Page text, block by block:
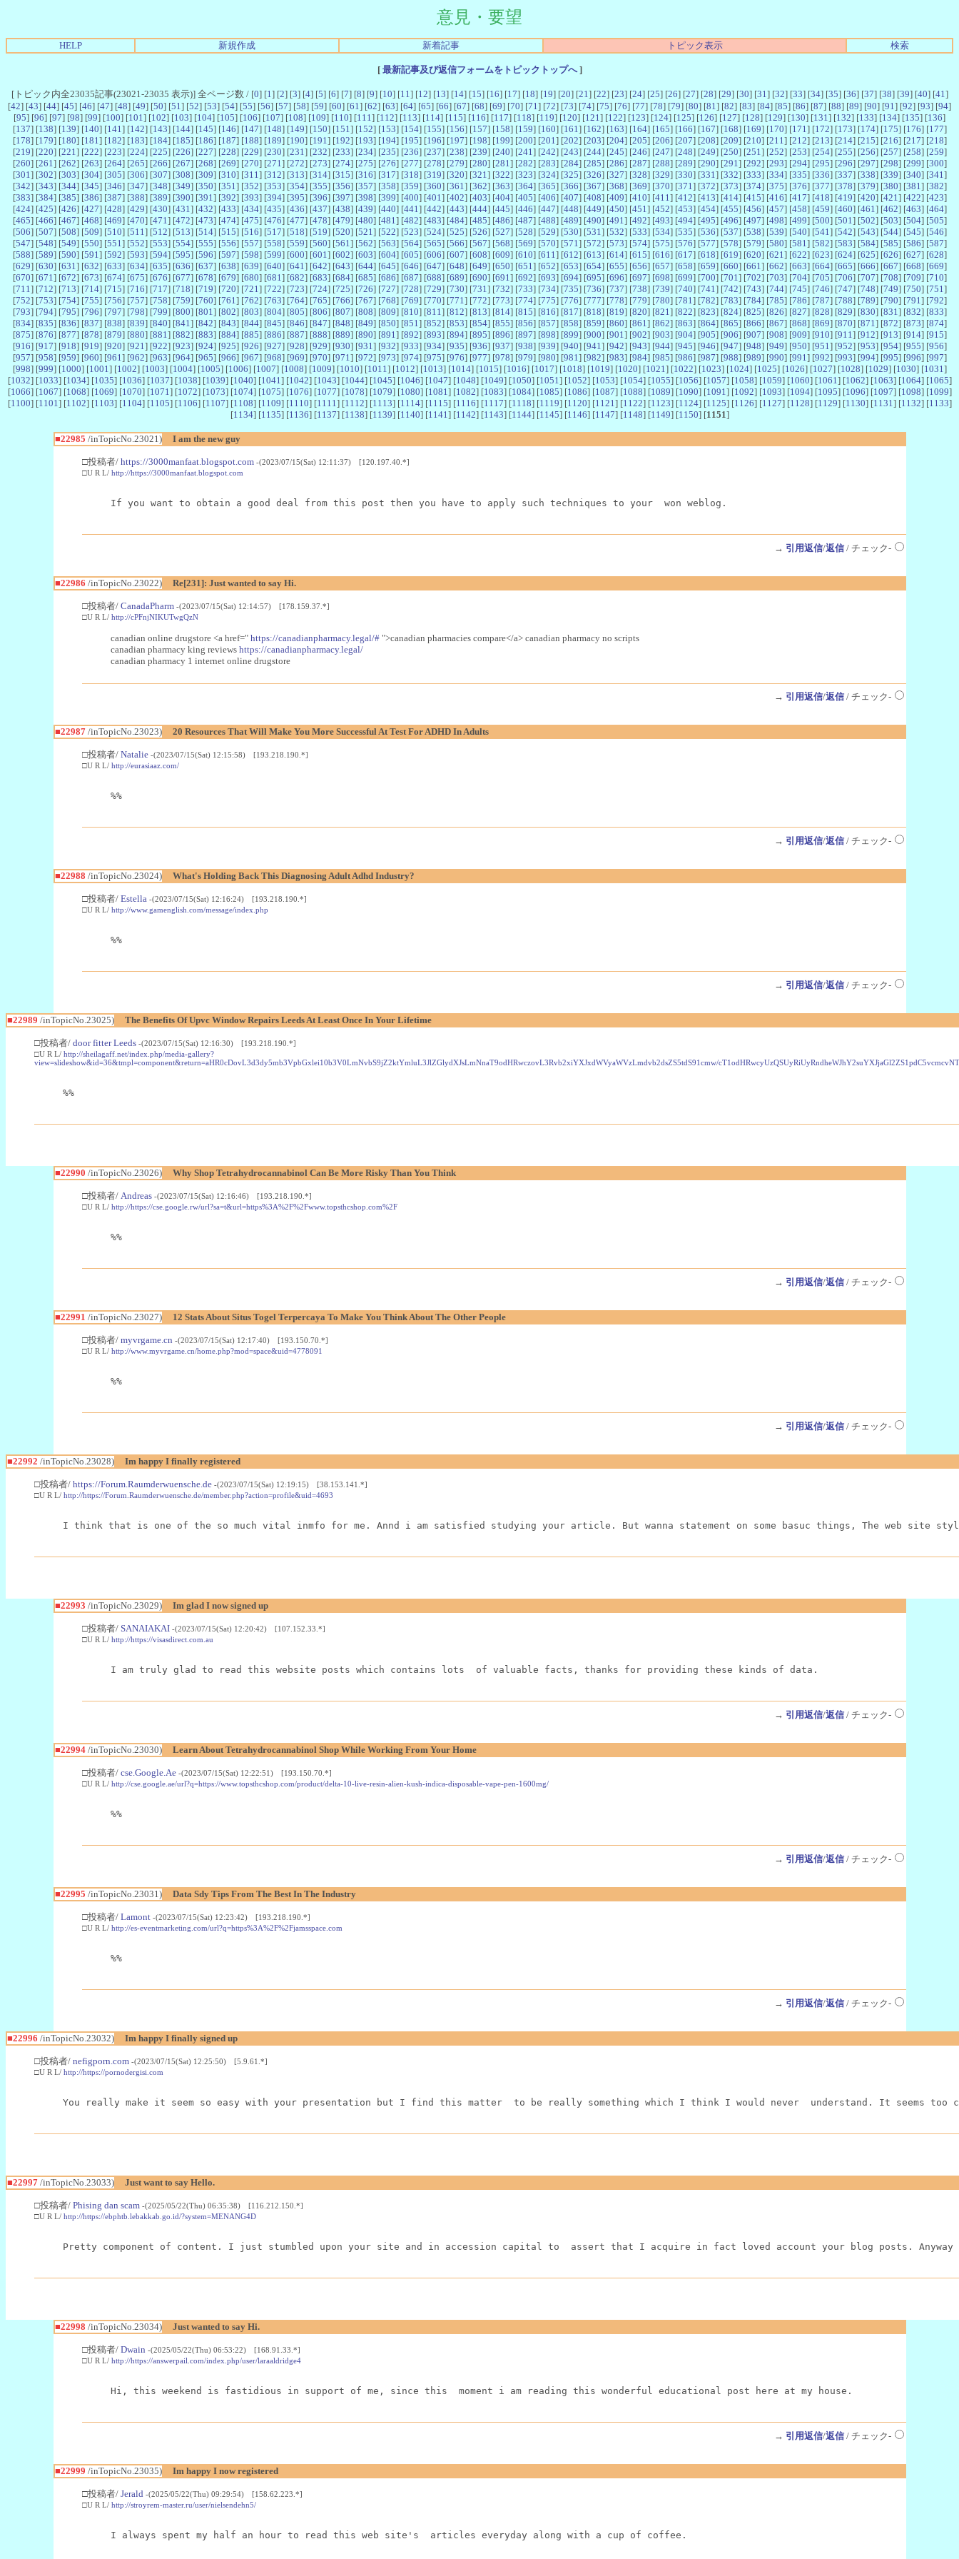
意見・要望
HELP 新規作成 新着記事 トピック表示 検索
[最新記事及び返信フォームをトピックトップへ]
[トピック内全23035記事(23021-23035 表示)] 全ページ数 / [0] [1 ] [2] [3] [4] [5] [6] [7] [8] [9] [10] [11 ] [12] [13] [14] [15] [16] [17] [18] [19] [20] [21 ] [22] [23] [24] [25] [26] [27] [28] [29] [30] [31 ] [32] [33] [34] [35] [36] [37] [38] [39] [40] [41 ]
[42] [43] [44] [45] [46] [47] [48] [49] [50] [51 ] [52] [53] [54] [55] [56] [57] [58] [59] [60] [61 ] [62] [63] [64] [65] [66] [67] [68] [69] [70] [71 ] [72] [73] [74] [75] [76] [77] [78] [79] [80] [81 ] [82] [83] [84] [85] [86] [87] [88] [89] [90] [91 ] [92] [93] [94]
[95] [96] [97] [98] [99] [100] [101 ] [102] [103] [104] [105] [106] [107] [108] [109] [110] [111 ] [112] [113] [114] [115] [116] [117] [118] [119] [120] [121 ] [122] [123] [124] [125] [126] [127] [128] [129] [130] [131 ] [132] [133] [134] [135] [136]
[137] [138] [139] [140] [141 ] [142] [143] [144] [145] [146] [147] [148] [149] [150] [151 ] [152] [153] [154] [155] [156] [157] [158] [159] [160] [161 ] [162] [163] [164] [165] [166] [167] [168] [169] [170] [171 ] [172] [173] [174] [175] [176] [177]
[178] [179] [180] [181 ] [182] [183] [184] [185] [186] [187] [188] [189] [190] [191 ] [192] [193] [194] [195] [196] [197] [198] [199] [200] [201 ] [202] [203] [204] [205] [206] [207] [208] [209] [210] [211 ] [212] [213] [214] [215] [216] [217] [218]
[219] [220] [221 ] [222] [223] [224] [225] [226] [227] [228] [229] [230] [231 ] [232] [233] [234] [235] [236] [237] [238] [239] [240] [241 ] [242] [243] [244] [245] [246] [247] [248] [249] [250] [251 ] [252] [253] [254] [255] [256] [257] [258] [259]
[260] [261 ] [262] [263] [264] [265] [266] [267] [268] [269] [270] [271 ] [272] [273] [274] [275] [276] [277] [278] [279] [280] [281 ] [282] [283] [284] [285] [286] [287] [288] [289] [290] [291 ] [292] [293] [294] [295] [296] [297] [298] [299] [300]
[301 ] [302] [303] [304] [305] [306] [307] [308] [309] [310] [311 ] [312] [313] [314] [315] [316] [317] [318] [319] [320] [321 ] [322] [323] [324] [325] [326] [327] [328] [329] [330] [331 ] [332] [333] [334] [335] [336] [337] [338] [339] [340] [341 ]
[342] [343] [344] [345] [346] [347] [348] [349] [350] [351 ] [352] [353] [354] [355] [356] [357] [358] [359] [360] [361 ] [362] [363] [364] [365] [366] [367] [368] [369] [370] [371 ] [372] [373] [374] [375] [376] [377] [378] [379] [380] [381 ] [382]
[383] [384] [385] [386] [387] [388] [389] [390] [391 ] [392] [393] [394] [395] [396] [397] [398] [399] [400] [401 ] [402] [403] [404] [405] [406] [407] [408] [409] [410] [411 ] [412] [413] [414] [415] [416] [417] [418] [419] [420] [421 ] [422] [423]
[424] [425] [426] [427] [428] [429] [430] [431 ] [432] [433] [434] [435] [436] [437] [438] [439] [440] [441 ] [442] [443] [444] [445] [446] [447] [448] [449] [450] [451 ] [452] [453] [454] [455] [456] [457] [458] [459] [460] [461 ] [462] [463] [464]
[465] [466] [467] [468] [469] [470] [471 ] [472] [473] [474] [475] [476] [477] [478] [479] [480] [481 ] [482] [483] [484] [485] [486] [487] [488] [489] [490] [491 ] [492] [493] [494] [495] [496] [497] [498] [499] [500] [501 ] [502] [503] [504] [505]
[506] [507] [508] [509] [510] [511 ] [512] [513] [514] [515] [516] [517] [518] [519] [520] [521 ] [522] [523] [524] [525] [526] [527] [528] [529] [530] [531 ] [532] [533] [534] [535] [536] [537] [538] [539] [540] [541 ] [542] [543] [544] [545] [546]
[547] [548] [549] [550] [551 ] [552] [553] [554] [555] [556] [557] [558] [559] [560] [561 ] [562] [563] [564] [565] [566] [567] [568] [569] [570] [571 ] [572] [573] [574] [575] [576] [577] [578] [579] [580] [581 ] [582] [583] [584] [585] [586] [587]
[588] [589] [590] [591 ] [592] [593] [594] [595] [596] [597] [598] [599] [600] [601 ] [602] [603] [604] [605] [606] [607] [608] [609] [610] [611 ] [612] [613] [614] [615] [616] [617] [618] [619] [620] [621 ] [622] [623] [624] [625] [626] [627] [628]
[629] [630] [631 ] [632] [633] [634] [635] [636] [637] [638] [639] [640] [641 ] [642] [643] [644] [645] [646] [647] [648] [649] [650] [651 ] [652] [653] [654] [655] [656] [657] [658] [659] [660] [661 ] [662] [663] [664] [665] [666] [667] [668] [669]
[670] [671 ] [672] [673] [674] [675] [676] [677] [678] [679] [680] [681 ] [682] [683] [684] [685] [686] [687] [688] [689] [690] [691 ] [692] [693] [694] [695] [696] [697] [698] [699] [700] [701 ] [702] [703] [704] [705] [706] [707] [708] [709] [710]
[711 ] [712] [713] [714] [715] [716] [717] [718] [719] [720] [721 ] [722] [723] [724] [725] [726] [727] [728] [729] [730] [731 ] [732] [733] [734] [735] [736] [737] [738] [739] [740] [741 ] [742] [743] [744] [745] [746] [747] [748] [749] [750] [751 ]
[752] [753] [754] [755] [756] [757] [758] [759] [760] [761 ] [762] [763] [764] [765] [766] [767] [768] [769] [770] [771 ] [772] [773] [774] [775] [776] [777] [778] [779] [780] [781 ] [782] [783] [784] [785] [786] [787] [788] [789] [790] [791 ] [792]
[793] [794] [795] [796] [797] [798] [799] [800] [801 ] [802] [803] [804] [805] [806] [807] [808] [809] [810] [811 ] [812] [813] [814] [815] [816] [817] [818] [819] [820] [821 ] [822] [823] [824] [825] [826] [827] [828] [829] [830] [831 ] [832] [833]
[834] [835] [836] [837] [838] [839] [840] [841 ] [842] [843] [844] [845] [846] [847] [848] [849] [850] [851 ] [852] [853] [854] [855] [856] [857] [858] [859] [860] [861 ] [862] [863] [864] [865] [866] [867] [868] [869] [870] [871 ] [872] [873] [874]
[875] [876] [877] [878] [879] [880] [881 ] [882] [883] [884] [885] [886] [887] [888] [889] [890] [891 ] [892] [893] [894] [895] [896] [897] [898] [899] [900] [901 ] [902] [903] [904] [905] [906] [907] [908] [909] [910] [911 ] [912] [913] [914] [915]
[916] [917] [918] [919] [920] [921 ] [922] [923] [924] [925] [926] [927] [928] [929] [930] [931 ] [932] [933] [934] [935] [936] [937] [938] [939] [940] [941 ] [942] [943] [944] [945] [946] [947] [948] [949] [950] [951 ] [952] [953] [954] [955] [956]
[957] [958] [959] [960] [961 ] [962] [963] [964] [965] [966] [967] [968] [969] [970] [971 ] [972] [973] [974] [975] [976] [977] [978] [979] [980] [981 ] [982] [983] [984] [985] [986] [987] [988] [989] [990] [991 ] [992] [993] [994] [995] [996] [997]
[998] [999] [1000] [1001 ] [1002] [1003] [1004] [1005] [1006] [1007] [1008] [1009] [1010] [1011 ] [1012] [1013] [1014] [1015] [1016] [1017] [1018] [1019] [1020] [1021 ] [1022] [1023] [1024] [1025] [1026] [1027] [1028] [1029] [1030] [1031 ]
[1032] [1033] [1034] [1035] [1036] [1037] [1038] [1039] [1040] [1041 ] [1042] [1043] [1044] [1045] [1046] [1047] [1048] [1049] [1050] [1051 ] [1052] [1053] [1054] [1055] [1056] [1057] [1058] [1059] [1060] [1061 ] [1062] [1063] [1064] [1065]
[1066] [1067] [1068] [1069] [1070] [1071 ] [1072] [1073] [1074] [1075] [1076] [1077] [1078] [1079] [1080] [1081 ] [1082] [1083] [1084] [1085] [1086] [1087] [1088] [1089] [1090] [1091 ] [1092] [1093] [1094] [1095] [1096] [1097] [1098] [1099]
[1100] [1101 ] [1102] [1103] [1104] [1105] [1106] [1107] [1108] [1109] [1110] [1111 ] [1112] [1113] [1114] [1115] [1116] [1117] [1118] [1119] [1120] [1121 ] [1122] [1123] [1124] [1125] [1126] [1127] [1128] [1129] [1130] [1131 ] [1132] [1133]
[1134] [1135] [1136] [1137] [1138] [1139] [1140] [1141 ] [1142] [1143] [1144] [1145] [1146] [1147] [1148] [1149] [1150] [1151]
■22985 /inTopicNo.23021) I am the new guy
□投稿者/ https://3000manfaat.blogspot.com -(2023/07/15(Sat) 12:11:37) [120.197.40.*]
□U R L/ http://https://3000manfaat.blogspot.com
If you want to obtain a good deal from this post then you have to apply such techniques to your  won weblog.
→ 引用返信/返信/ チェック-
■22986 /inTopicNo.23022) Re[231]: Just wanted to say Hi.
□投稿者/ CanadaPharm -(2023/07/15(Sat) 12:14:57) [178.159.37.*]
□U R L/ http://cPFnjNIKUTwgQzN
canadian online drugstore <a href=" https://canadianpharmacy.legal/#">canadian pharmacies compare</a> canadian pharmacy no scripts
canadian pharmacy king reviews https://canadianpharmacy.legal/
canadian pharmacy 1 internet online drugstore
→ 引用返信/返信/ チェック-
■22987/inTopicNo.23023) 20 Resources That Will Make You More Successful At Test For ADHD In Adults
□投稿者/ Natalie -(2023/07/15(Sat) 12:15:58) [193.218.190.*]
□U R L/ http://eurasiaaz.com/
%%
→ 引用返信/返信/ チェック-
■22988 /inTopicNo.23024) What's Holding Back This Diagnosing Adult Adhd Industry?
□投稿者/ Estella -(2023/07/15(Sat) 12:16:24) [193.218.190.*]
□U R L/ http://www.gamenglish.com/message/index.php
%%
→ 引用返信/返信/ チェック-
■22989 /inTopicNo.23025) The Benefits Of Upvc Window Repairs Leeds At Least Once In Your Lifetime
□投稿者/ door fitter Leeds -(2023/07/15(Sat) 12:16:30) [193.218.190.*]
□U R L/ http://sheilagaff.net/index.php/media-gallery?
view=slideshow&id=36&tmpl=component&return=aHR0cDovL3d3dy5mb3VpbGxlei10b3V0LmNvbS9jZ2ktYmluL3JlZGlydXJsLmNnaT9odHRwczovL3Rvb2xiYXJxdWVyaWVzLmdvb2dsZS5tdS91cmw/
%%
■22990 /inTopicNo.23026) Why Shop Tetrahydrocannabinol Can Be More Risky Than You Think
□投稿者/ Andreas -(2023/07/15(Sat) 12:16:46) [193.218.190.*]
□U R L/ http://https://cse.google.rw/url?sa=t&url=https%3A%2F%2Fwww.topsthcshop.com%2F
%%
→ 引用返信/返信/ チェック-
■22991 /inTopicNo.23027) 12 Stats About Situs Togel Terpercaya To Make You Think About The Other People
□投稿者/ myvrgame.cn -(2023/07/15(Sat) 12:17:40) [193.150.70.*]
□U R L/ http://www.myvrgame.cn/home.php?mod=space&uid=4778091
%%
→ 引用返信/返信/ チェック-
■22992 /inTopicNo.23028) Im happy I finally registered
□投稿者/ https://Forum.Raumderwuensche.de -(2023/07/15(Sat) 12:19:15) [38.153.141.*]
□U R L/ http://https://Forum.Raumderwuensche.de/member.php?action=profile&uid=4693
I think that is one of the so much vital inmfo for me. Annd i am satisfied studying your article. But wanna statement on some basuc things, The web
■22993 /inTopicNo.23029) Im glad I now signed up
□投稿者/ SANAIAKAI -(2023/07/15(Sat) 12:20:42) [107.152.33.*]
□U R L/ http://https://visasdirect.com.au
I am truly glad to read this website posts which contains lots  of valuable facts, thanks for providing these kinds of data.
→ 引用返信/返信/ チェック-
■22994/inTopicNo.23030) Learn About Tetrahydrocannabinol Shop While Working From Your Home
□投稿者/ cse.Google.Ae -(2023/07/15(Sat) 12:22:51) [193.150.70.*]
□U R L/ http://cse.google.ae/url?q=https://www.topsthcshop.com/product/delta-10-live-resin-alien-kush-indica-disposable-vape-pen-1600mg/
%%
→ 引用返信/返信/ チェック-
■22995 /inTopicNo.23031) Data Sdy Tips From The Best In The Industry
□投稿者/ Lamont -(2023/07/15(Sat) 12:23:42) [193.218.190.*]
□U R L/ http://es-eventmarketing.com/url?q=https%3A%2F%2Fjamsspace.com
%%
→ 引用返信/返信/ チェック-
■22996 /inTopicNo.23032) Im happy I finally signed up
□投稿者/ nefigporn.com -(2023/07/15(Sat) 12:25:50) [5.9.61.*]
□U R L/ http://https://pornodergisi.com
You really make it seem so easy with your presentation but I find this matter  to be really something which I think I would never  understand. It seems
■22997 /inTopicNo.23033) Just want to say Hello.
□投稿者/ Phising dan scam -(2025/05/22(Thu) 06:35:38) [116.212.150.*]
□U R L/ http://https://ebphtb.lebakkab.go.id/?system=MENANG4D
Pretty component of content. I just stumbled upon your site and in accession capital to  assert that I acquire in fact loved account your blog posts.
■22998 /inTopicNo.23034) Just wanted to say Hi.
□投稿者/ Dwain -(2025/05/22(Thu) 06:53:22) [168.91.33.*]
□U R L/ http://https://answerpail.com/index.php/user/laraaldridge4
Hi, this weekend is fastidious in support of me, since this  moment i am reading this wonderful educational post here at my house.
→ 引用返信/返信/ チェック-
■22999 /inTopicNo.23035) Im happy I now registered
□投稿者/ Jerald -(2025/05/22(Thu) 09:29:54) [158.62.223.*]
□U R L/ http://stroyrem-master.ru/user/nielsendehn5/
I always spent my half an hour to read this web site's  articles everyday along with a cup of coffee.